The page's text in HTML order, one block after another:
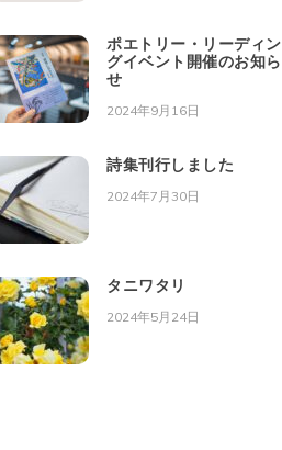
ポエトリー・リーディン
グイベント開催のお知ら
せ
2024年9月16日
詩集刊行しました
2024年7月30日
タニワタリ
2024年5月24日